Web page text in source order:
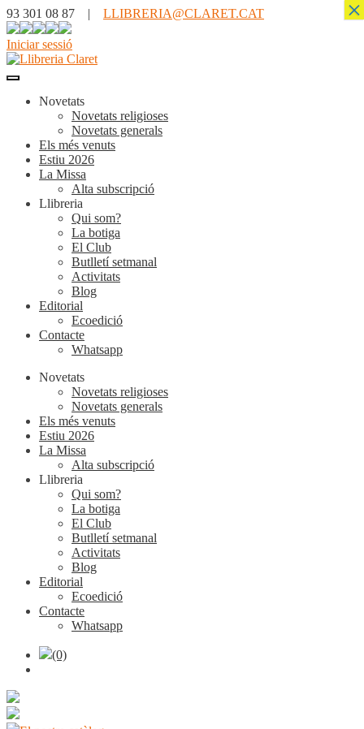
93 301 08 87 | LLIBRERIA@CLARET.CAT
Iniciar sessió
Novetats
Novetats religioses
Novetats generals
Els més venuts
Estiu 2026
La Missa
Alta subscripció
Llibreria
Qui som?
La botiga
El Club
Butlletí setmanal
Activitats
Blog
Editorial
Ecoedició
Contacte
Whatsapp
Novetats
Novetats religioses
Novetats generals
Els més venuts
Estiu 2026
La Missa
Alta subscripció
Llibreria
Qui som?
La botiga
El Club
Butlletí setmanal
Activitats
Blog
Editorial
Ecoedició
Contacte
Whatsapp
(0)
×